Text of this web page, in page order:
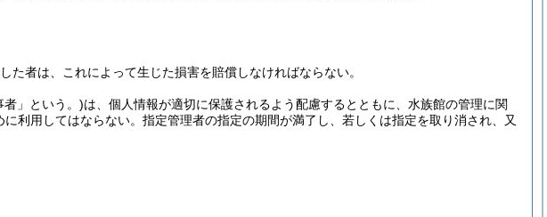
者は、これによって生じた損害を賠償しなければならない。
者」という。)は、個人情報が適切に保護されるよう配慮するとともに、水族館の管理に関
利用してはならない。 指定管理者の指定の期間が満了し、若しくは指定を取り消され、又